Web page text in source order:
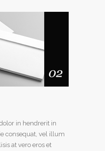
in hendrerit in
consequat, vel illum
at vero eros et